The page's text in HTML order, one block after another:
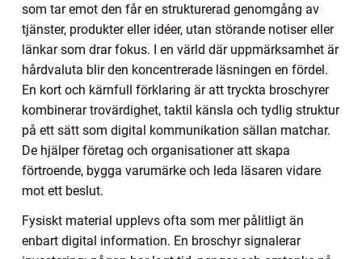
som tar emot den får en strukturerad genomgång av
tjänster, produkter eller idéer, utan störande notiser eller
länkar som drar fokus. I en värld där uppmärksamhet är
hårdvaluta blir den koncentrerade läsningen en fördel.
En kort och kärnfull förklaring är att tryckta broschyrer
kombinerar trovärdighet, taktil känsla och tydlig struktur
på ett sätt som digital kommunikation sällan matchar.
De hjälper företag och organisationer att skapa
förtroende, bygga varumärke och leda läsaren vidare
mot ett beslut.
Fysiskt material upplevs ofta som mer pålitligt än
enbart digital information. En broschyr signalerar